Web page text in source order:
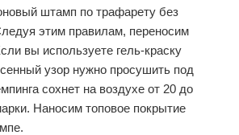
штамп по трафарету без
этим правилам, переносим
вы используете гель-краску
узор нужно просушить под
сохнет на воздухе от 20 до
Наносим топовое покрытие